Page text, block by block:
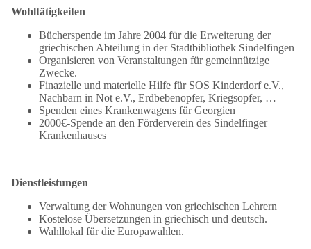
Wohltätigkeiten
Bücherspende im Jahre 2004 für die Erweiterung der
griechischen Abteilung in der Stadtbibliothek Sindelfingen
Organisieren von Veranstaltungen für gemeinnützige
Zwecke.
Finazielle und materielle Hilfe für SOS Kinderdorf e.V.,
Nachbarn in Not e.V., Erdbebenopfer, Kriegsopfer, …
Spenden eines Krankenwagens für Georgien
2000€-Spende an den Förderverein des Sindelfinger
Krankenhauses
Dienstleistungen
Verwaltung der Wohnungen von griechischen Lehrern
Kostelose Übersetzungen in griechisch und deutsch.
Wahllokal für die Europawahlen.